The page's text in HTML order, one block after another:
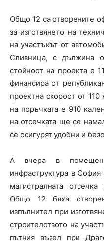
Общо 12 са отворените
за изготвянето на
на участъкът от
Сливница, с дължина
стойност на проекта е
финансира от
проектна скорост от
на поръчката е 910
на отсечката ще се
се осигурят удобни и
А вчера в
инфраструктура в
магистралната
Общо 12 бяха
изпълнител при
строителството на
пътния възел при